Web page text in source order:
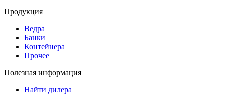
Продукция
Ведра
Банки
Контейнера
Прочее
Полезная информация
Найти дилера